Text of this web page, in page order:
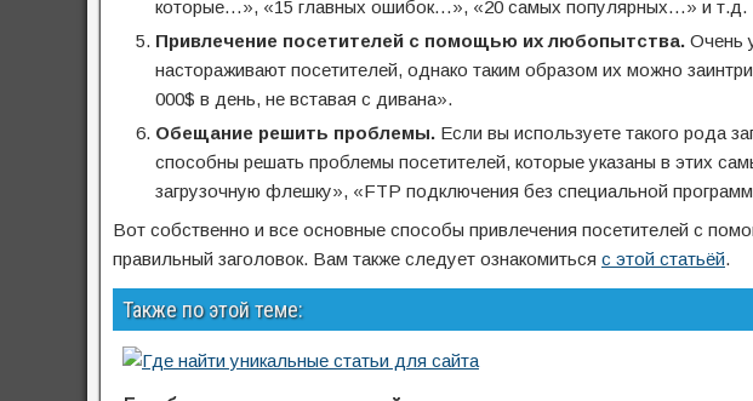
которые…», «15 главных ошибок…», «20 самых популярных…» и т.д.
Привлечение посетителей с помощью их любопытства. Очень
настораживают посетителей, однако таким образом их можно
000$ в день, не вставая с дивана».
Обещание решить проблемы. Если вы используете такого рода
способны решать проблемы посетителей, которые указаны в этих
загрузочную флешку», «FTP подключения без специальной
Вот собственно и все основные способы привлечения посетителей с
правильный заголовок. Вам также следует ознакомиться с этой статьёй.
Также по этой теме: